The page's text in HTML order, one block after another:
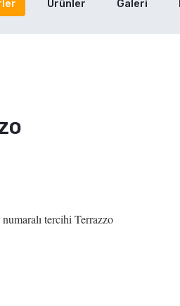
Ürünler Galeri
tercihi Terrazzo